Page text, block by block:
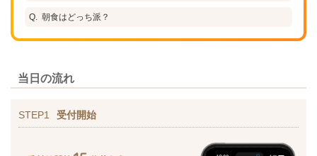
朝食はどっち派？
当日の流れ
STEP1 受付開始